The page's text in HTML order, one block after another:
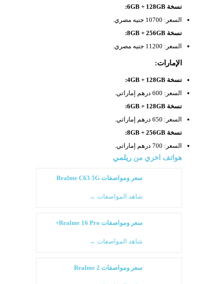
نسخة 6GB + 128GB:
السعر: 10700 جنيه مصري.
نسخة 8GB + 256GB:
السعر: 11200 جنيه مصري.
الإمارات:
نسخة 4GB + 128GB:
السعر: 600 درهم إماراتي.
نسخة 6GB + 128GB:
السعر: 650 درهم إماراتي.
نسخة 8GB + 256GB:
السعر: 700 درهم إماراتي.
هواتف اخري من ريلمي
سعر ومواصفات Realme C63 5G
شاهد المواصفات ←
سعر ومواصفات Realme 16 Pro+
شاهد المواصفات ←
سعر ومواصفات Realme 2